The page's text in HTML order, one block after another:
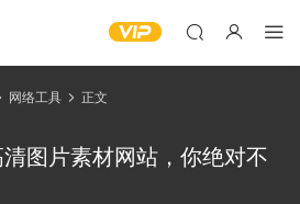
网络工具 正文
图片素材网站，你绝对不